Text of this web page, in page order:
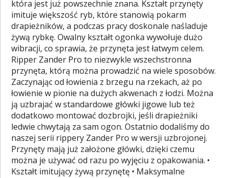
która jest już powszechnie znana. Kształt przynęty
imituje większość ryb, które stanowią pokarm
drapieżników, a podczas pracy doskonale naśladuje
żywą rybkę. Owalny kształt ogonka wywołuje dużo
wibracji, co sprawia, że przynęta jest łatwym celem.
Ripper Zander Pro to niezwykle wszechstronna
przynęta, którą można prowadzić na wiele sposobów.
Zaczynając od łowienia z brzegu na rzekach, aż po
łowienie w pionie na dużych akwenach z łodzi. Można
ją uzbrajać w standardowe główki jigowe lub też
dodatkowo montować dozbrojki, jeśli drapieżniki
ledwie chwytają za sam ogon. Ostatnio dodaliśmy do
naszej serii rippery Zander Pro w wersji uzbrojonej.
Przynęty mają już założone główki, dzięki czemu
można je używać od razu po wyjęciu z opakowania. •
Kształt imitujący żywą przynętę • Maksymalne